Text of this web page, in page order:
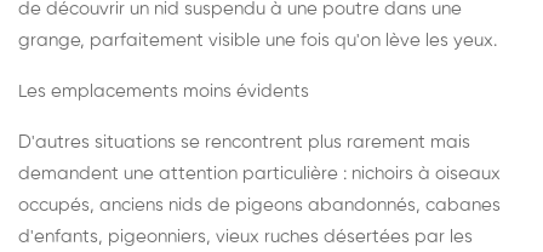
de découvrir un nid suspendu à une poutre dans une
grange, parfaitement visible une fois qu'on lève les yeux.
Les emplacements moins évidents
D'autres situations se rencontrent plus rarement mais
demandent une attention particulière : nichoirs à oiseaux
occupés, anciens nids de pigeons abandonnés, cabanes
d'enfants, pigeonniers, vieux ruches désertées par les